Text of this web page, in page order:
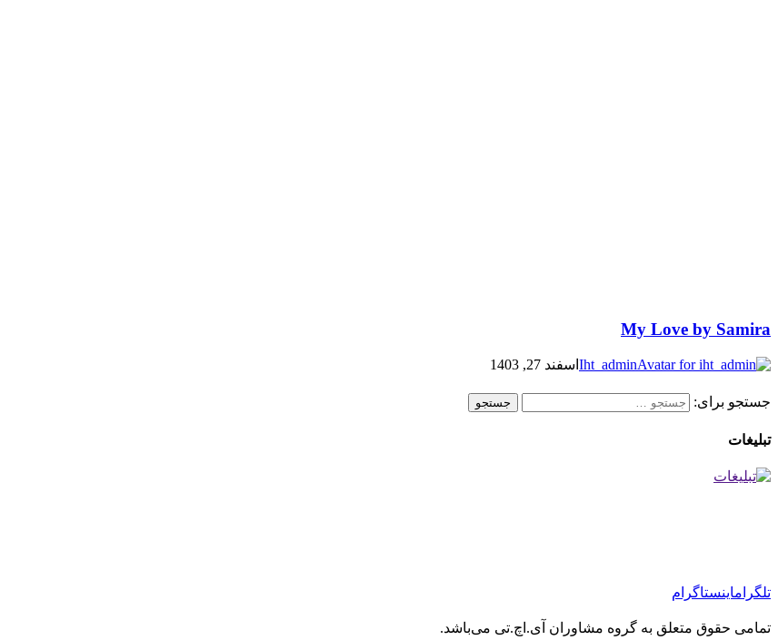
My Love by Samira
Iht_admin اسفند 27, 1403
جستجو برای:
تبلیغات
تلگراماینستاگرام
تمامی حقوق متعلق به گروه مشاوران آی.اچ.تی می‌باشد.